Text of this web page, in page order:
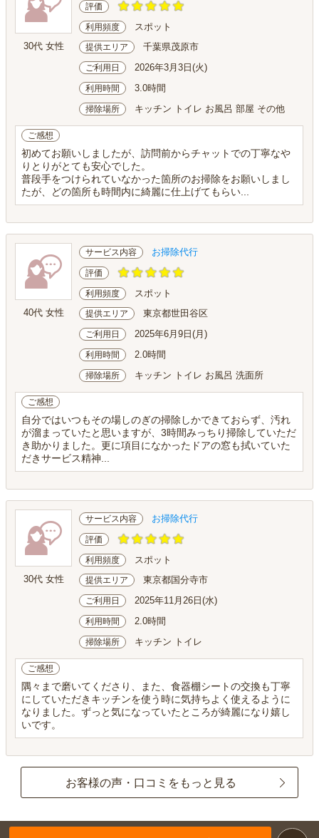
30代 女性
評価
利用頻度 スポット
提供エリア 千葉県茂原市
ご利用日 2026年3月3日(火)
利用時間 3.0時間
掃除場所 キッチン トイレ お風呂 部屋 その他
ご感想
初めてお願いしましたが、訪問前からチャットでの丁寧なや
りとりがとても安心でした。
普段手をつけられていなかった箇所のお掃除をお願いしまし
たが、どの箇所も時間内に綺麗に仕上げてもらい...
40代 女性
サービス内容 お掃除代行
評価
利用頻度 スポット
提供エリア 東京都世田谷区
ご利用日 2025年6月9日(月)
利用時間 2.0時間
掃除場所 キッチン トイレ お風呂 洗面所
ご感想
自分ではいつもその場しのぎの掃除しかできておらず、汚れ
が溜まっていたと思いますが、3時間みっちり掃除していただ
き助かりました。更に項目になかったドアの窓も拭いていた
だきサービス精神...
30代 女性
サービス内容 お掃除代行
評価
利用頻度 スポット
提供エリア 東京都国分寺市
ご利用日 2025年11月26日(水)
利用時間 2.0時間
掃除場所 キッチン トイレ
ご感想
隅々まで磨いてくださり、また、食器棚シートの交換も丁寧
にしていただきキッチンを使う時に気持ちよく使えるように
なりました。ずっと気になっていたところが綺麗になり嬉し
いです。
お客様の声・口コミをもっと見る